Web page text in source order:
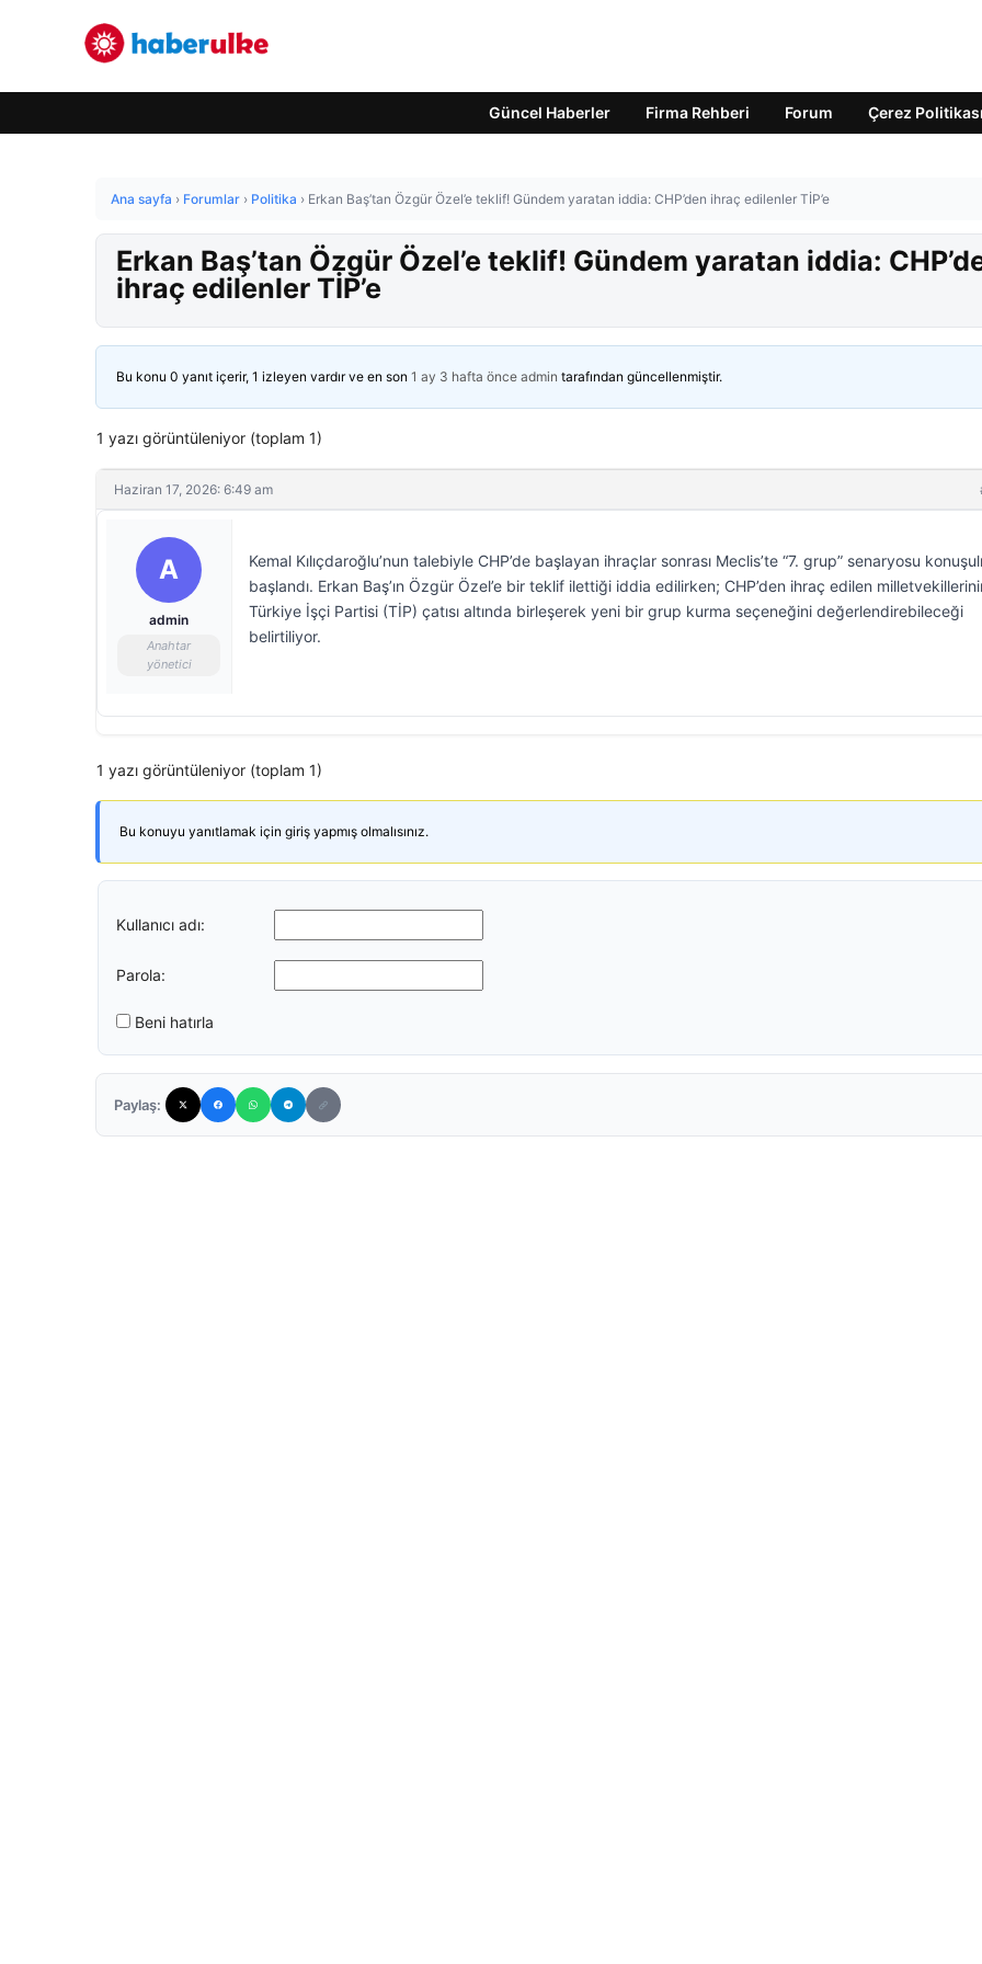
Güncel Haberler Firma Rehberi Forum Çerez Politikası
Ana sayfa › Forumlar › Politika › Erkan Baş’tan Özgür Özel’e teklif! Gündem yaratan iddia: CHP’den ihraç edilenler TİP’e
Erkan Baş’tan Özgür Özel’e teklif! Gündem yaratan iddia:
ihraç edilenler TİP’e
Bu konu 0 yanıt içerir, 1 izleyen vardır ve en son 1 ay 3 hafta önce admin tarafından güncellenmiştir.
1 yazı görüntüleniyor (toplam 1)
Haziran 17, 2026: 6:49 am
A
admin
Anahtar
yönetici
Kemal Kılıçdaroğlu’nun talebiyle CHP’de başlayan ihraçlar sonrası Meclis’te “7. grup” senaryosu
başlandı. Erkan Baş’ın Özgür Özel’e bir teklif ilettiği iddia edilirken; CHP’den ihraç edilen
Türkiye İşçi Partisi (TİP) çatısı altında birleşerek yeni bir grup kurma seçeneğini değerlendirebileceği
belirtiliyor.
1 yazı görüntüleniyor (toplam 1)
Bu konuyu yanıtlamak için giriş yapmış olmalısınız.
Kullanıcı adı:
Parola:
Beni hatırla
Paylaş: